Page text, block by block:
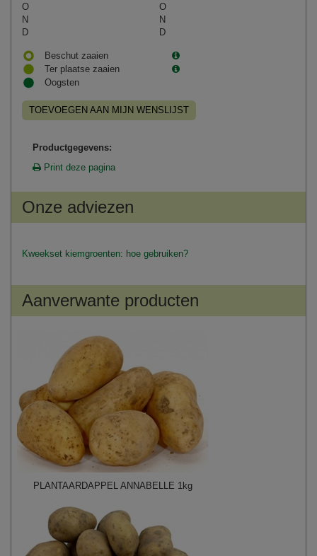
O
O
N
N
D
D
Beschut zaaien
Ter plaatse zaaien
Oogsten
TOEVOEGEN AAN MIJN WENSLIJST
Productgegevens:
Print deze pagina
Onze adviezen
Kweekset kiemgroenten: hoe gebruiken?
Aanverwante producten
PLANTAARDAPPEL ANNABELLE 1kg